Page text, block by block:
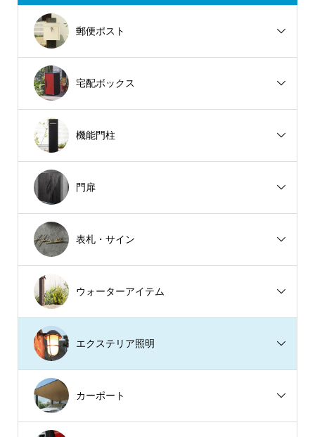
郵便ポスト
宅配ボックス
機能門柱
門扉
表札・サイン
ウォーターアイテム
エクステリア照明
カーポート